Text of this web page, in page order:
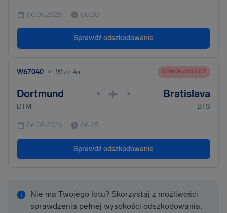
06.08.2026 06:30
Sprawdź odszkodowanie
W67040 • Wizz Air ODWOŁANY LOT
Dortmund • • Bratislava
DTM BTS
06.08.2026 06:25
Sprawdź odszkodowanie
Nie ma Twojego lotu? Skorzystaj z możliwości
sprawdzenia pełnej wysokości odszkodowania,